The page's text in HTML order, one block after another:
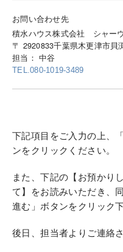
お問い合わせ先
積水ハウス株式会社 シャー
〒 2920833千葉県木更津市貝
担当： 中谷
TEL.080-1019-3489
下記項目をご入力の上、
ンをクリックください。
また、下記の【お預かり
て】をお読みいただき、
進む」ボタンをクリック下
後日、担当者よりご連絡